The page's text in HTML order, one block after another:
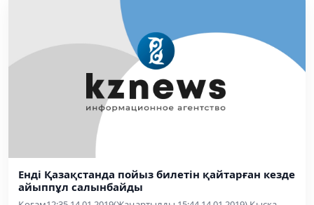
Енді Қазақстанда пойыз билетін қайтарған кезде
айыппұл салынбайды